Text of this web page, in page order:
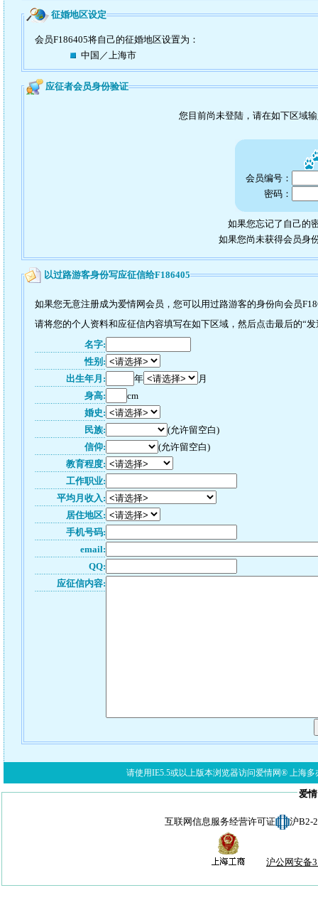
征婚地区设定
会员F186405将自己的征婚地区设置为：
中国／上海市
应征者会员身份验证
您目前尚未登陆，请在如下区域
会员编号：
密码：
如果您忘记了自己的
如果您尚未获得会员身
以过路游客身份写应征信给F186405
如果您无意注册成为爱情网会员，您可以用过路游客的身份向会员
请将您的个人资料和应征信内容填写在如下区域，然后点击最后的“
名字:
性别:
出生年月:
年
月
身高:
cm
婚史:
民族:
(允许留空白)
信仰:
(允许留空白)
教育程度:
工作职业:
平均月收入:
居住地区:
手机号码:
email:
QQ:
应征信内容:
请使用IE5.5或以上版本浏览器访问爱情网® 上海多
爱
互联网信息服务经营许可证 沪B2-
沪公网安备